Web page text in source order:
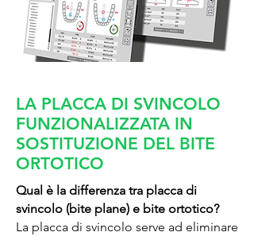
LA PLACCA DI SVINCOLO
FUNZIONALIZZATA IN
SOSTITUZIONE DEL BITE
ORTOTICO
Qual è la differenza tra placca di
svincolo (bite plane) e bite ortotico?
La placca di svincolo serve ad eliminare